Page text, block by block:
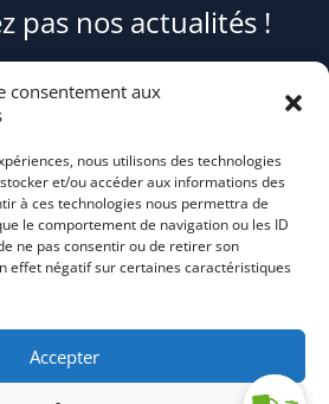
consentement aux
nous utilisons des technologies
et/ou accéder aux informations des
à ces technologies nous permettra de
le comportement de navigation ou les ID
ne pas consentir ou de retirer son
effet négatif sur certaines caractéristiques
Accepter
pas nos actualités !
mieux trier et réduire vos déchets,
Tri Action!